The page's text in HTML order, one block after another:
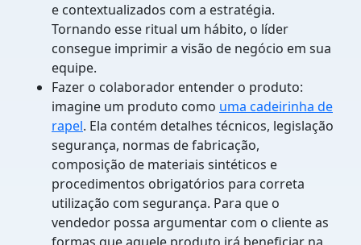
e contextualizados com a estratégia.
Tornando esse ritual um hábito, o líder
consegue imprimir a visão de negócio em sua
equipe.
Fazer o colaborador entender o produto:
imagine um produto como uma cadeirinha de
rapel. Ela contém detalhes técnicos, legislação
segurança, normas de fabricação,
composição de materiais sintéticos e
procedimentos obrigatórios para correta
utilização com segurança. Para que o
vendedor possa argumentar com o cliente as